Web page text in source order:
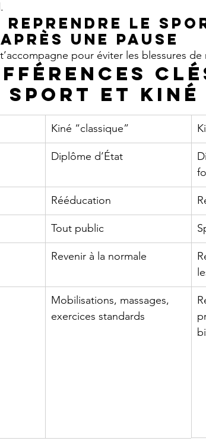
reprendre le
une pause
pour éviter les blessures de
sport et kiné
Kiné “classique”
Diplôme d’État
Rééducation
Tout public
Revenir à la normale
Mobilisations, massages,
exercices standards